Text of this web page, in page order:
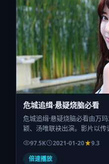
危城追缉·悬疑烧脑必看
危城追缉·悬疑烧脑必看由万
颖、汤唯联袂出演。影片以
国，借跨文化视角下的群像
1月20日于法国首映（春节档
欢强情节与细腻表演的观众。
97.5K 2021-01-20
9.3
倍速播放